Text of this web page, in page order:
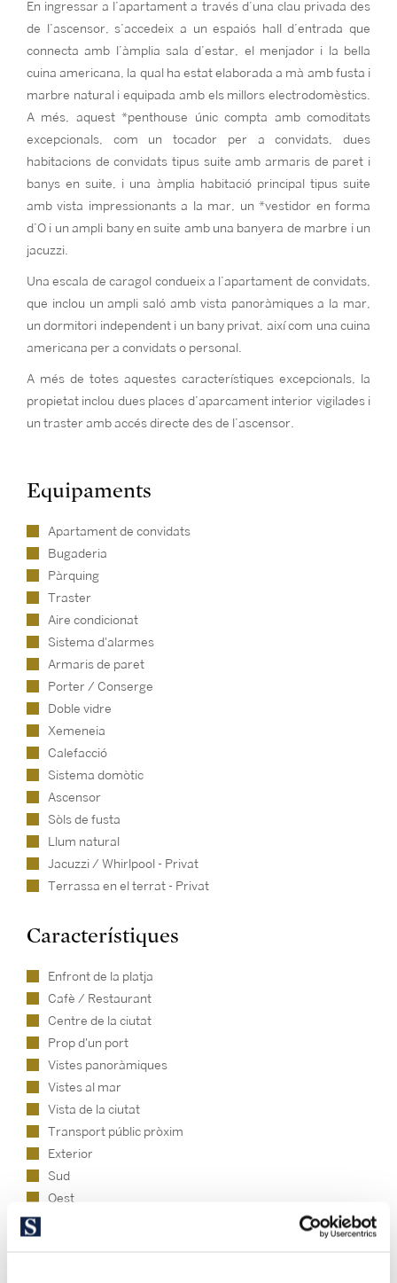
En ingressar a l’apartament a través d’una clau privada des
de l’ascensor, s’accedeix a un espaiós hall d’entrada que
connecta amb l’àmplia sala d’estar, el menjador i la bella
cuina americana, la qual ha estat elaborada a mà amb fusta i
marbre natural i equipada amb els millors electrodomèstics.
A més, aquest *penthouse únic compta amb comoditats
excepcionals, com un tocador per a convidats, dues
habitacions de convidats tipus suite amb armaris de paret i
banys en suite, i una àmplia habitació principal tipus suite
amb vista impressionants a la mar, un *vestidor en forma
d’O i un ampli bany en suite amb una banyera de marbre i un
jacuzzi.
Una escala de caragol condueix a l’apartament de convidats,
que inclou un ampli saló amb vista panoràmiques a la mar,
un dormitori independent i un bany privat, així com una cuina
americana per a convidats o personal.
A més de totes aquestes característiques excepcionals, la
propietat inclou dues places d’aparcament interior vigilades i
un traster amb accés directe des de l’ascensor.
Equipaments
Apartament de convidats
Bugaderia
Pàrquing
Traster
Aire condicionat
Sistema d'alarmes
Armaris de paret
Porter / Conserge
Doble vidre
Xemeneia
Calefacció
Sistema domòtic
Ascensor
Sòls de fusta
Llum natural
Jacuzzi / Whirlpool - Privat
Terrassa en el terrat - Privat
Característiques
Enfront de la platja
Cafè / Restaurant
Centre de la ciutat
Prop d'un port
Vistes panoràmiques
Vistes al mar
Vista de la ciutat
Transport públic pròxim
Exterior
Sud
Oest